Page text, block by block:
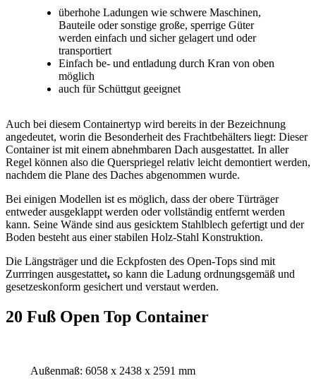
überhohe Ladungen wie schwere Maschinen,
Bauteile oder sonstige große, sperrige Güter
werden einfach und sicher gelagert und oder
transportiert
Einfach be- und entladung durch Kran von oben
möglich
auch für Schüttgut geeignet
Auch bei diesem Containertyp wird bereits in der Bezeichnung
angedeutet, worin die Besonderheit des Frachtbehälters liegt: Dieser
Container ist mit einem abnehmbaren Dach ausgestattet. In aller
Regel können also die Querspriegel relativ leicht demontiert werden,
nachdem die Plane des Daches abgenommen wurde.
Bei einigen Modellen ist es möglich, dass der obere Türträger
entweder ausgeklappt werden oder vollständig entfernt werden
kann. Seine Wände sind aus gesicktem Stahlblech gefertigt und der
Boden besteht aus einer stabilen Holz-Stahl Konstruktion.
Die Längsträger und die Eckpfosten des Open-Tops sind mit
Zurrringen ausgestattet, so kann die Ladung ordnungsgemäß und
gesetzeskonform gesichert und verstaut werden.
20 Fuß Open Top Container
Außenmaß: 6058 x 2438 x 2591 mm